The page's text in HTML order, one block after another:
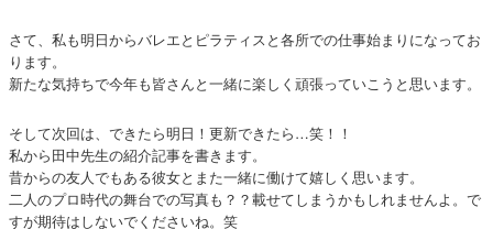
さて、私も明日からバレエとピラティスと各所での仕事始まりになってお
ります。
新たな気持ちで今年も皆さんと一緒に楽しく頑張っていこうと思います。
そして次回は、できたら明日！更新できたら…笑！！
私から田中先生の紹介記事を書きます。
昔からの友人でもある彼女とまた一緒に働けて嬉しく思います。
二人のプロ時代の舞台での写真も？？載せてしまうかもしれませんよ。で
すが期待はしないでくださいね。笑